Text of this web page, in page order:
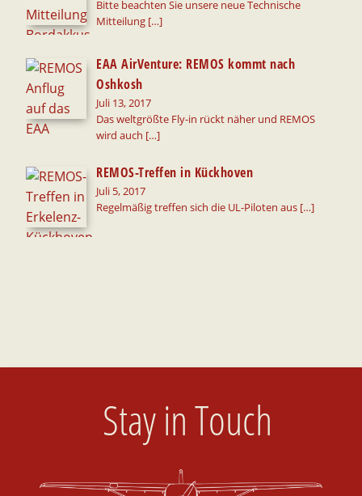
Bitte beachten Sie unsere neue Technische
Mitteilung […]
EAA AirVenture: REMOS kommt nach
Oshkosh
Juli 13, 2017
Das weltgrößte Fly-in rückt näher und REMOS
wird auch […]
REMOS-Treffen in Kückhoven
Juli 5, 2017
Regelmäßig treffen sich die UL-Piloten aus […]
Stay in Touch